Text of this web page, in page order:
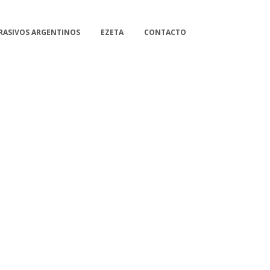
ARGENTINOS EZETA CONTACTO